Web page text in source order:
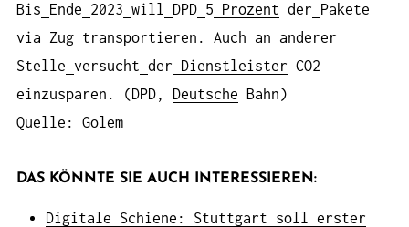
Bis Ende 2023 will DPD 5 Prozent der
Pakete
via
Zug transportieren. Auch an anderer
Stelle versucht der Dienstleister CO2
einzusparen. (DPD, Deutsche Bahn)
Quelle: Golem
DAS KÖNNTE SIE AUCH INTERESSIEREN:
Digitale Schiene: Stuttgart soll erster